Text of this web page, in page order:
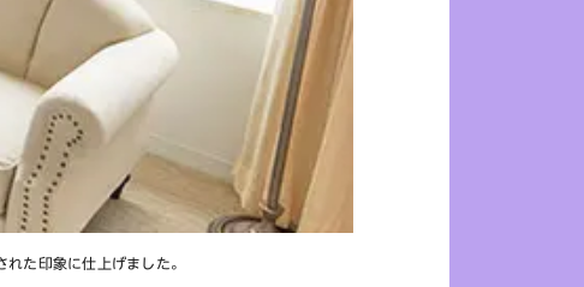
た印象に仕上げました。